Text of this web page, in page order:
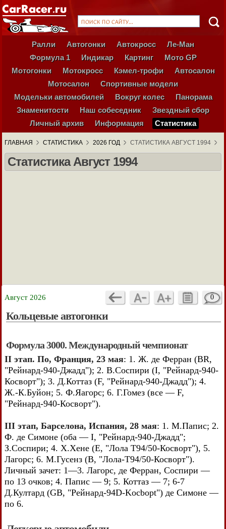
Ралли Автогонки Автокросс
Ле-Ман
Формула 1
Индикар Картинг
Мото GP
Мотогонки
Мотокросс Кэмел-трофи
Автосалон
Мотосалон
Спортивные модели
Модельки автомобилей
Вокруг колес
Панорама
Знаменитости
Наш собеседник
Звездный сбор
Личный архив
Информация Статистика
ГЛАВНАЯ СТАТИСТИКА 2026 ГОД СТАТИСТИКА АВГУСТ 1994
Статистика Август 1994
Август 2026 0
Кольцевые автогонки
Формула 3000. Международный чемпионат
II этап. По, Франция, 23 мая: 1. Ж. де Ферран (BR,
"Рейнард-940-Джадд"); 2. В.Соспири (I, "Рейнард-940-
Косворт"); 3. Д.Коттаз (F, "Рейнард-940-Джадд"); 4.
Ж.-К.Буйон; 5. Ф.Яагорс; 6. Г.Гомез (все — F,
"Рейнард-940-Косворт").
III этап, Барселона, Испания, 28 мая: 1. М.Папис; 2.
Ф. де Симоне (оба — I, "Рейнард-940-Джадд";
З.Соспири; 4. Х.Хене (E, "Лола Т94/50-Косворт"), 5.
Лагорс; 6. М.Гусенз (В, "Лола-Т94/50-Косворт").
Личный зачет: 1—3. Лагорс, де Ферран, Соспири —
по 13 очков; 4. Папис — 9; 5. Коттаз — 7; 6-7
Д.Култард (GB, "Рейнард-94D-Kocbopt") де Симоне —
по 6.